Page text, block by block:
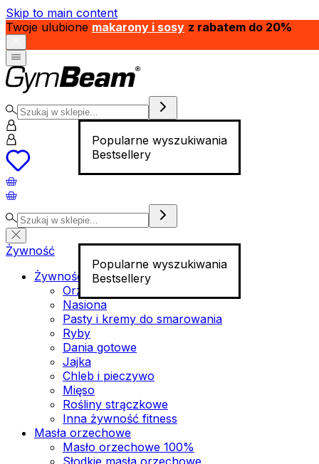
Skip to main content
Twoje ulubione makarony i sosy z rabatem do 20%
Popularne wyszukiwania
Bestsellery
Popularne wyszukiwania
Bestsellery
Żywność
Żywność funkcjonalna
Orzechy
Nasiona
Pasty i kremy do smarowania
Ryby
Dania gotowe
Jajka
Chleb i pieczywo
Mięso
Rośliny strączkowe
Inna żywność fitness
Masła orzechowe
Masło orzechowe 100%
Słodkie masła orzechowe